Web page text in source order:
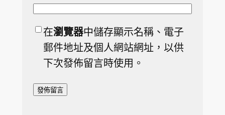
在瀏覽器中儲存顯示名稱、電子
郵件地址及個人網站網址，以供
下次發佈留言時使用。